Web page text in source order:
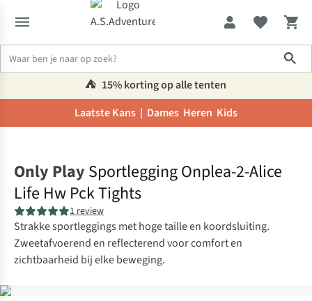
⛺️ 15% korting op alle tenten
Laatste Kans | Dames Heren Kids
Only Play Sportlegging Onplea-2-Alice
Life Hw Pck Tights
1 review
Strakke sportleggings met hoge taille en koordsluiting.
Zweetafvoerend en reflecterend voor comfort en
zichtbaarheid bij elke beweging.